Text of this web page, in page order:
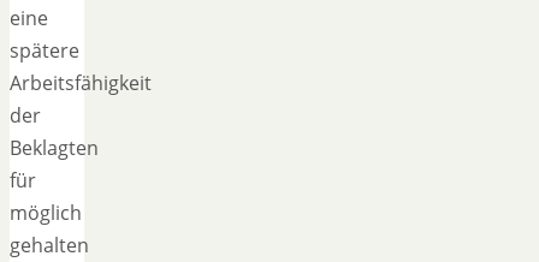
eine
spätere
Arbeitsfähigkeit
der
Beklagten
für
möglich
gehalten